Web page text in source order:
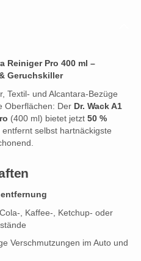
Reiniger Pro 400 ml –
Geruchskiller
Textil- und Alcantara-Bezüge
Oberflächen: Der Dr. Wack A1
(400 ml) bietet jetzt 50 %
entfernt selbst hartnäckigste
, Kaffee-, Ketchup- oder
Verschmutzungen im Auto und